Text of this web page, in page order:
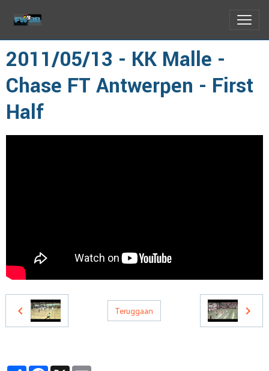
2011/05/13 - KK Malle -
Chase FT Antwerpen - First
Half
Teruggaan